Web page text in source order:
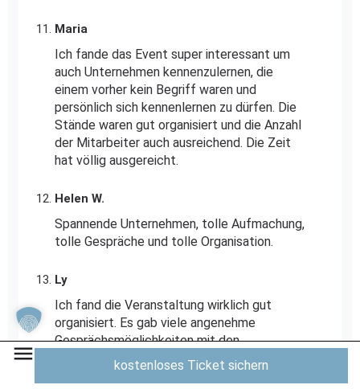
Maria
Ich fande das Event super interessant um
auch Unternehmen kennenzulernen, die
einem vorher kein Begriff waren und
persönlich sich kennenlernen zu dürfen. Die
Stände waren gut organisiert und die Anzahl
der Mitarbeiter auch ausreichend. Die Zeit
hat völlig ausgereicht.
Helen W.
Spannende Unternehmen, tolle Aufmachung,
tolle Gespräche und tolle Organisation.
Ly
Ich fand die Veranstaltung wirklich gut
organisiert. Es gab viele angenehme
Gesprächsmöglichkeiten mit den
teilnehmenden Unternehmen, und besonders
kostenloses Ticket sichern